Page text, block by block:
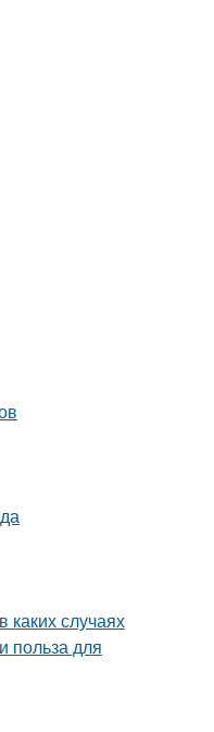
случаях
польза для